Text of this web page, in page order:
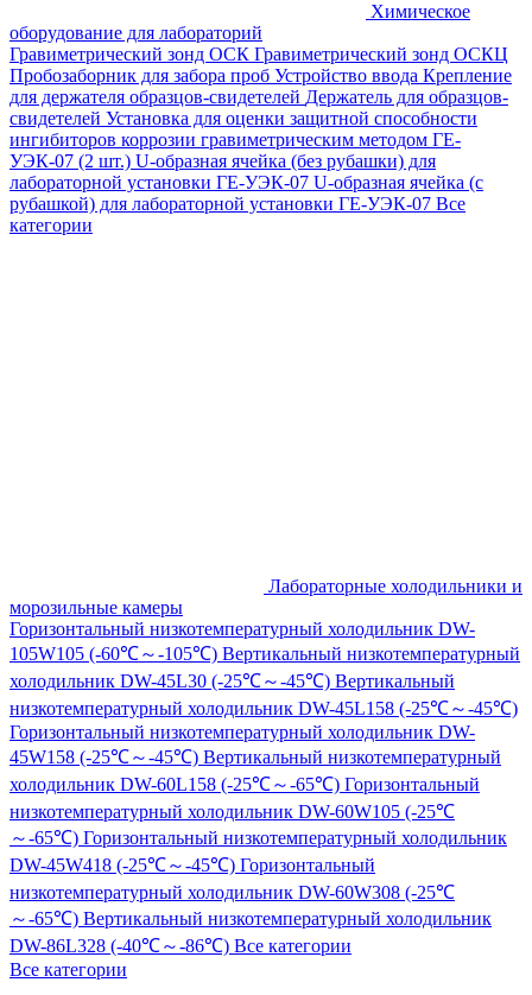
Химическое
оборудование для лабораторий
Гравиметрический зонд ОСК Гравиметрический зонд ОСКЦ
Пробозаборник для забора проб Устройство ввода Крепление
для держателя образцов-свидетелей Держатель для образцов-
свидетелей Установка для оценки защитной способности
ингибиторов коррозии гравиметрическим методом ГЕ-
УЭК-07 (2 шт.) U-образная ячейка (без рубашки) для
лабораторной установки ГЕ-УЭК-07 U-образная ячейка (с
рубашкой) для лабораторной установки ГЕ-УЭК-07 Все
категории
Лабораторные холодильники и
морозильные камеры
Горизонтальный низкотемпературный холодильник DW-
105W105 (-60℃～-105℃) Вертикальный низкотемпературный
холодильник DW-45L30 (-25℃～-45℃) Вертикальный
низкотемпературный холодильник DW-45L158 (-25℃～-45℃)
Горизонтальный низкотемпературный холодильник DW-
45W158 (-25℃～-45℃) Вертикальный низкотемпературный
холодильник DW-60L158 (-25℃～-65℃) Горизонтальный
низкотемпературный холодильник DW-60W105 (-25℃
～-65℃) Горизонтальный низкотемпературный холодильник
DW-45W418 (-25℃～-45℃) Горизонтальный
низкотемпературный холодильник DW-60W308 (-25℃
～-65℃) Вертикальный низкотемпературный холодильник
DW-86L328 (-40℃～-86℃) Все категории
Все категории